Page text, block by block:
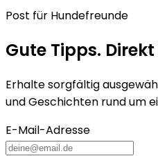
Post für Hundefreunde
Gute Tipps.
Erhalte sorgfältig
und Geschichten rund um
E-Mail-Adresse